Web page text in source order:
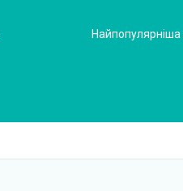
Найпопулярніша